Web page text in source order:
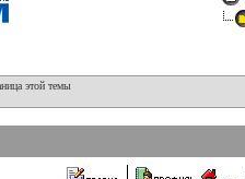
этой темы